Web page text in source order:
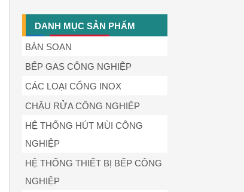
DANH MỤC SẢN PHẨM
BÀN SOẠN
BẾP GAS CÔNG NGHIỆP
CÁC LOẠI CỔNG INOX
CHẬU RỬA CÔNG NGHIỆP
HỆ THỐNG HÚT MÙI CÔNG
NGHIỆP
HỆ THỐNG THIẾT BỊ BẾP CÔNG
NGHIỆP